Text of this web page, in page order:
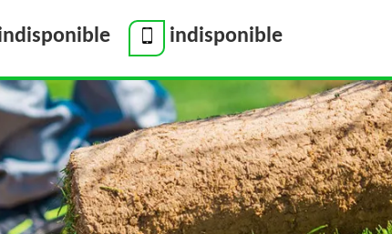
indisponible